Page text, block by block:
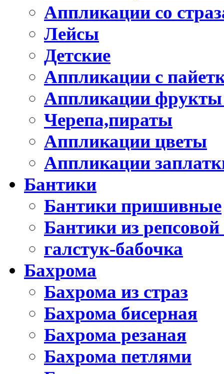
Аппликации со
Лейсы
Детские
Аппликации с
Аппликации
Черепа,пираты
Аппликации цветы
Аппликации
Бантики
Бантики пришивные
Бантики из
галстук-бабочка
Бахрома
Бахрома из страз
Бахрома бисерная
Бахрома резаная
Бахрома петлями